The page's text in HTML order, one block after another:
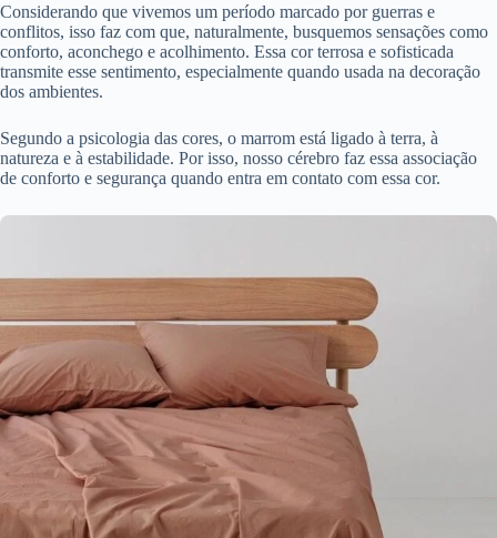
Considerando que vivemos um período marcado por guerras e
conflitos, isso faz com que, naturalmente, busquemos sensações como
conforto, aconchego e acolhimento. Essa cor terrosa e sofisticada
transmite esse sentimento, especialmente quando usada na decoração
dos ambientes.
Segundo a psicologia das cores, o marrom está ligado à terra, à
natureza e à estabilidade. Por isso, nosso cérebro faz essa associação
de conforto e segurança quando entra em contato com essa cor.